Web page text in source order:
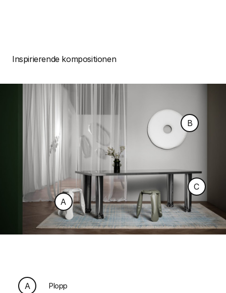
A Plopp
Inspirierende kompositionen
A
B
C